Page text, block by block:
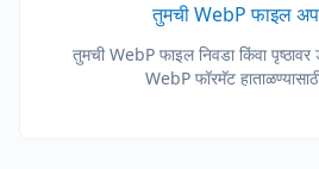
तुमची WebP फाइल
तुमची WebP फाइल निवडा किंवा
WebP फॉरमॅट